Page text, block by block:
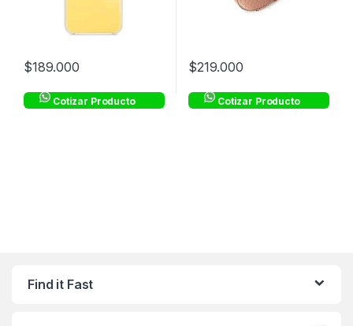
$189.000
Cotizar Producto
$219.000
Cotizar Producto
Find it Fast